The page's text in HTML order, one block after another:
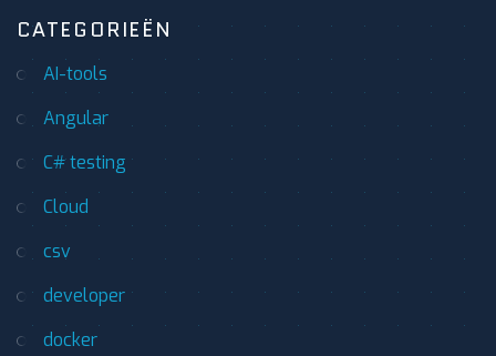
CATEGORIEËN
AI-tools
Angular
C# testing
Cloud
csv
developer
docker